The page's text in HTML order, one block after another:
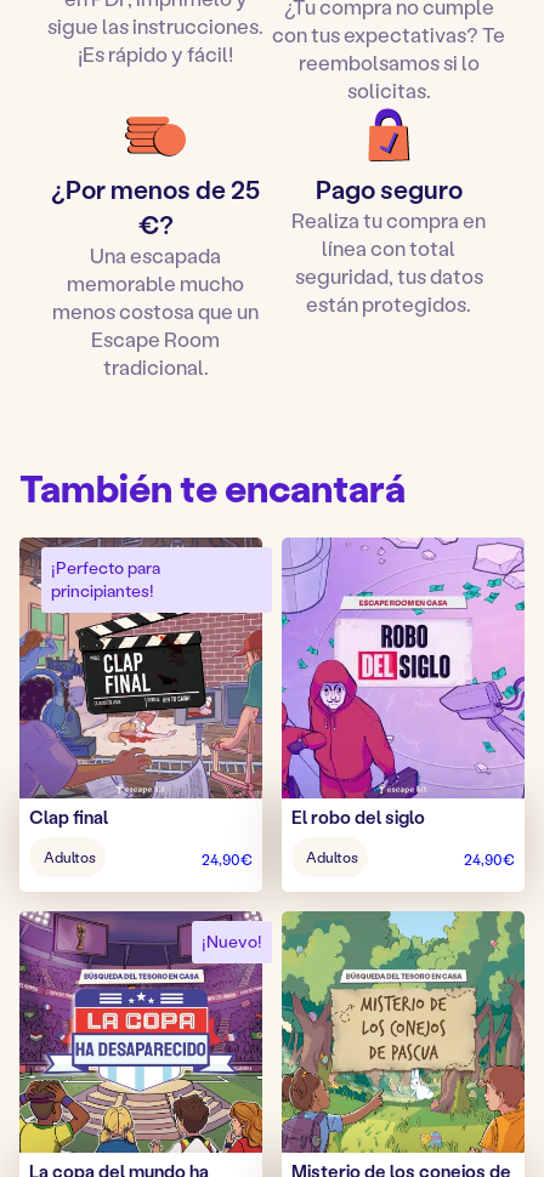
Leer la guía de instalación e impresión
Imprimir el juego y prepararlo según la guía de
instalación
y listos para 1 hora
de aventura de Escape Room en casa!
sigue las instrucciones.
¡Es rápido y fácil!
¿Tu compra no cumple
con tus expectativas? Te
reembolsamos si lo
solicitas.
¿Por menos de 25
€?
Una escapada
memorable mucho
menos costosa que un
Escape Room
tradicional.
Pago seguro
Realiza tu compra en
línea con total
seguridad, tus datos
están protegidos.
También te encantará
¡Perfecto para
principiantes!
Clap final
delAdultos 24,90€
El robo del siglo
delAdultos 24,90€
¡Nuevo!
La copa del mundo ha
Misterio de los conejos de